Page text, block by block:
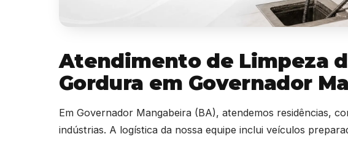
Atendimento de Limpeza
Gordura em Governador
Em Governador Mangabeira (BA), atendemos residências,
indústrias. A logística da nossa equipe inclui veículos